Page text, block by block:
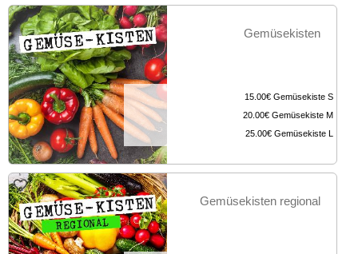
Gemüsekisten
15.00€ Gemüsekiste S
20.00€ Gemüsekiste M
25.00€ Gemüsekiste L
Gemüsekisten regional